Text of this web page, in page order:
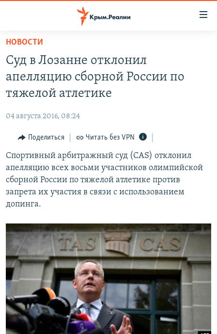
Вернуться
основному
содержанию
главной
навигации
Вернутся
поиску
СПЕЦПРОЕКТЫ
11 ЛЕТ ОККУПАЦИИ КРЫМА. 11 ИСТОРИЙ СОПРОТИВЛЕНИЯ
ЕЩЕ
ИНТЕРАКТИВ
ИНФОГРАФИКА
ТЕЛЕПРОЕКТ КРЫМ.РЕАЛИИ
СОВЕТЫ ПРАВОЗАЩИТНИКОВ
ПРОПАВШИЕ БЕЗ ВЕСТИ
ПОБЕДИТЕЛЕЙ НЕ СУДЯТ?
КРЫМ.НЕПОКОРЕННЫЙ
ELIFBE
УКРАИНСКАЯ ПРОБЛЕМА КРЫМА
РАДІО СВОБОДА
КАК ОБОЙТИ БЛОКИРОВКУ
Українською
Qırımtatar
ПРИСОЕДИНЯЙТЕСЬ!
Все сайты RFE/RL
НОВОСТИ
Суд в Лозанне отклонил
апелляцию сборной России по
тяжелой атлетике
04 августа 2016, 08:24
Поделиться Читать без VPN
Спортивный арбитражный суд (CAS) отклонил
апелляцию всех восьми участников олимпийской
сборной России по тяжелой атлетике против
запрета их участия в связи с использованием
допинга.